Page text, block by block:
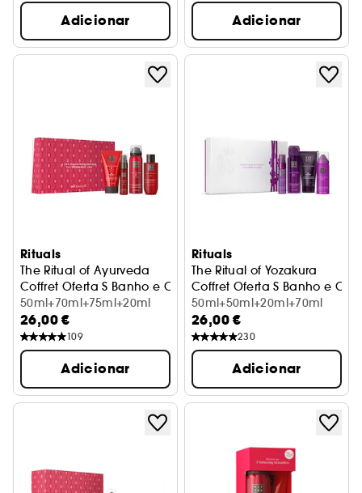
Adicionar Adicionar
Rituals
The Ritual of Ayurveda
Coffret Oferta S Banho e Corpo
50ml+70ml+75ml+20ml
26,00 €
109
Adicionar
Rituals
The Ritual of Yozakura
Coffret Oferta S Banho e
50ml+50ml+20ml+70ml
26,00 €
230
Adicionar